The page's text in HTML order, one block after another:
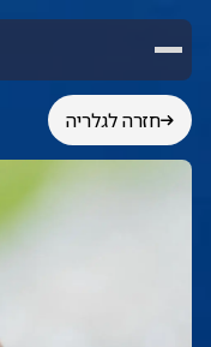
חזרה לגלריה